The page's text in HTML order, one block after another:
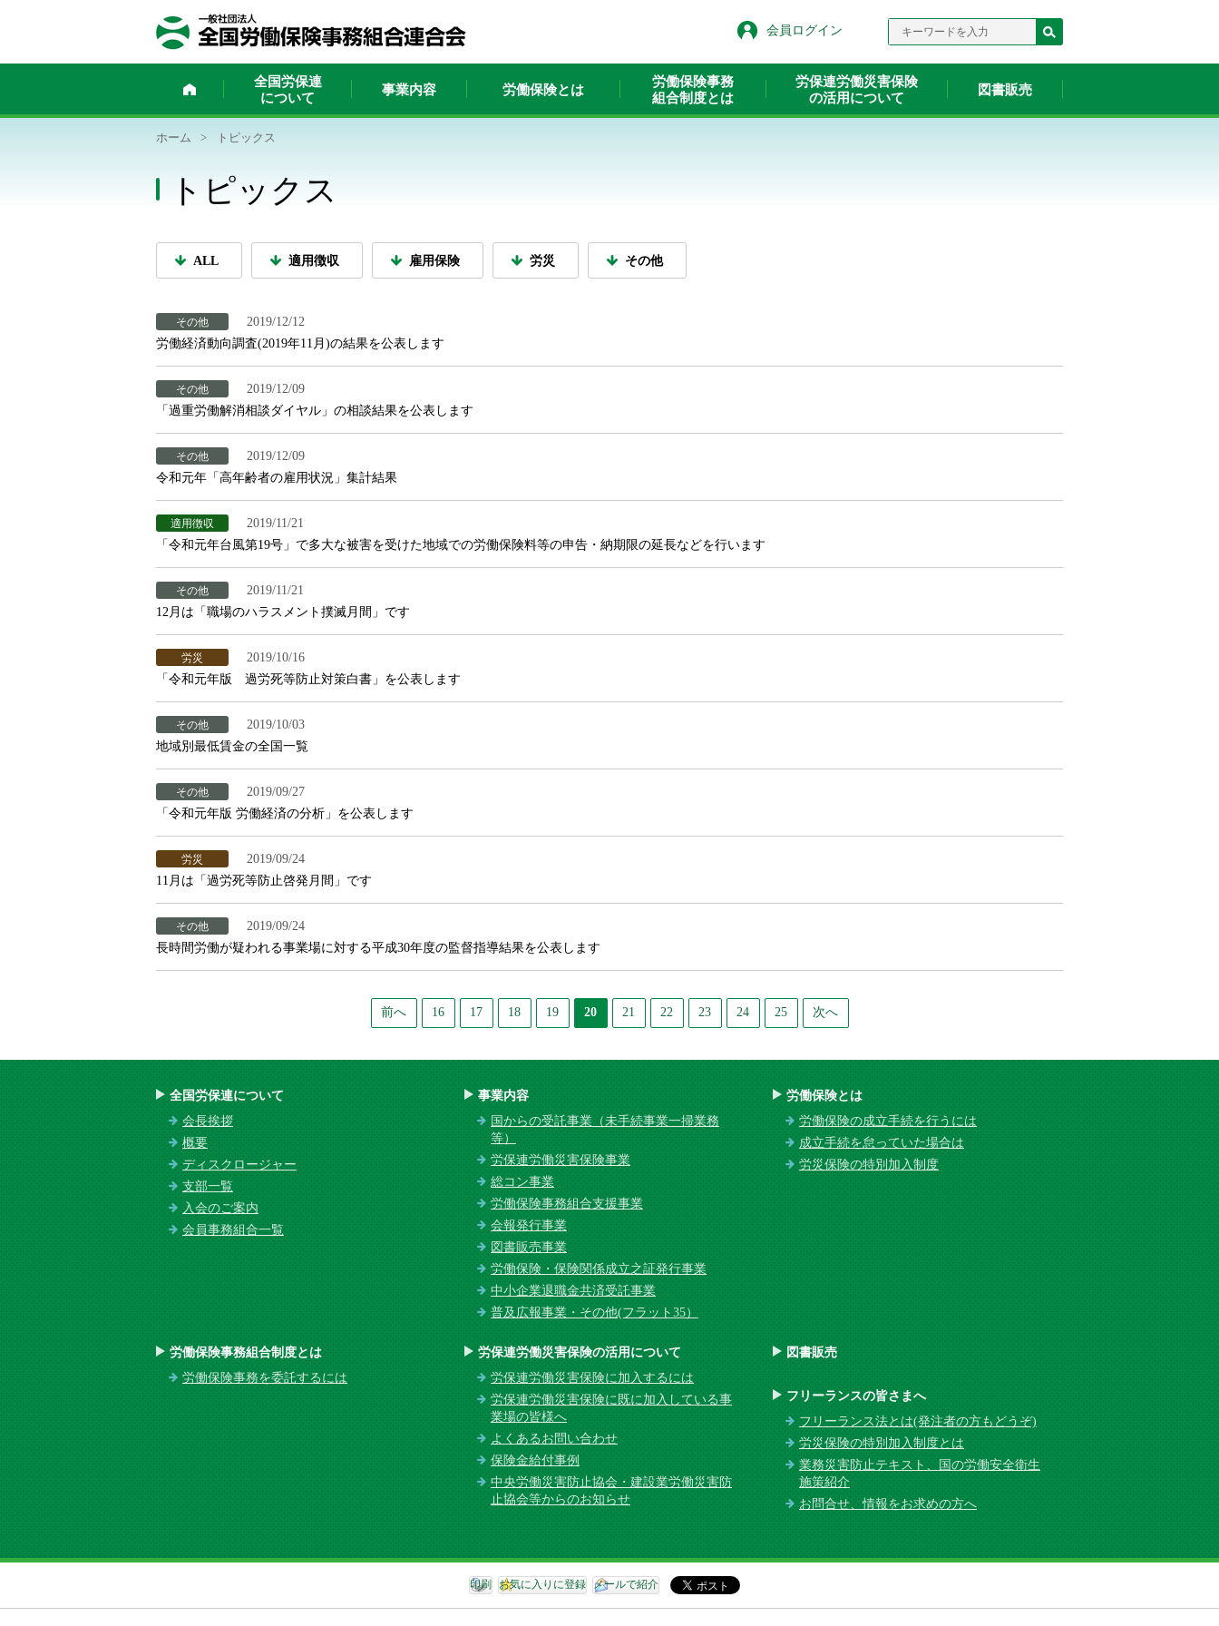
会員ログイン キーワードを入力
ホーム
全国労保連
について
事業内容 労働保険とは
労働保険事務
組合制度とは
労保連労働災害保険
の活用について
図書販売
ホーム > トピックス
トピックス
ALL 適用徴収 雇用保険 労災 その他
その他
2019/12/12
労働経済動向調査(2019年11月)の結果を公表します
その他
2019/12/09
「過重労働解消相談ダイヤル」の相談結果を公表します
その他
2019/12/09
令和元年「高年齢者の雇用状況」集計結果
適用徴収
2019/11/21
「令和元年台風第19号」で多大な被害を受けた地域での労働保険料等の申告・納期限の延長などを行います
その他
2019/11/21
12月は「職場のハラスメント撲滅月間」です
労災
2019/10/16
「令和元年版 過労死等防止対策白書」を公表します
その他
2019/10/03
地域別最低賃金の全国一覧
その他
2019/09/27
「令和元年版 労働経済の分析」を公表します
労災
2019/09/24
11月は「過労死等防止啓発月間」です
その他
2019/09/24
長時間労働が疑われる事業場に対する平成30年度の監督指導結果を公表します
前へ 16 17 18 19 20 21 22 23 24 25 次へ
全国労保連について
会長挨拶
概要
ディスクロージャー
支部一覧
入会のご案内
会員事務組合一覧
事業内容
国からの受託事業（未手続事業一掃業務
等）
労保連労働災害保険事業
総コン事業
労働保険事務組合支援事業
会報発行事業
図書販売事業
労働保険・保険関係成立之証発行事業
中小企業退職金共済受託事業
普及広報事業・その他(フラット35）
労働保険とは
労働保険の成立手続を行うには
成立手続を怠っていた場合は
労災保険の特別加入制度
労働保険事務組合制度とは
労働保険事務を委託するには
労保連労働災害保険の活用について
労保連労働災害保険に加入するには
労保連労働災害保険に既に加入している事
業場の皆様へ
よくあるお問い合わせ
保険金給付事例
中央労働災害防止協会・建設業労働災害防
止協会等からのお知らせ
図書販売
フリーランスの皆さまへ
フリーランス法とは(発注者の方もどうぞ)
労災保険の特別加入制度とは
業務災害防止テキスト、国の労働安全衛生
施策紹介
お問合せ、情報をお求めの方へ
印刷 お気に入りに登録 メールで紹介